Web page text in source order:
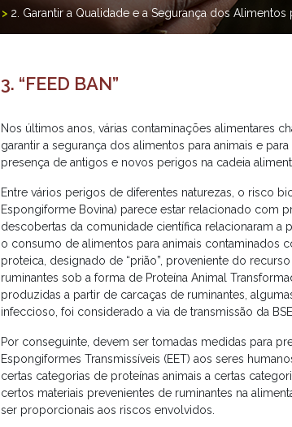
> 2. Garantir a Qualidade e a Segurança dos Alimentos
3. “FEED BAN”
Nos últimos anos, várias contaminações alimentares
garantir a segurança dos alimentos para animais e
presença de antigos e novos perigos na cadeia
Entre vários perigos de diferentes naturezas, o risco
Espongiforme Bovina) parece estar relacionado com
descobertas da comunidade científica relacionaram a
o consumo de alimentos para animais contaminados
proteica, designado de “prião”, proveniente do
ruminantes sob a forma de Proteína Animal
produzidas a partir de carcaças de ruminantes,
infeccioso, foi considerado a via de transmissão da BSE.
Por conseguinte, devem ser tomadas medidas para
Espongiformes Transmissíveis (EET) aos seres
certas categorias de proteínas animais a certas
certos materiais prevenientes de ruminantes na
ser proporcionais aos riscos envolvidos.